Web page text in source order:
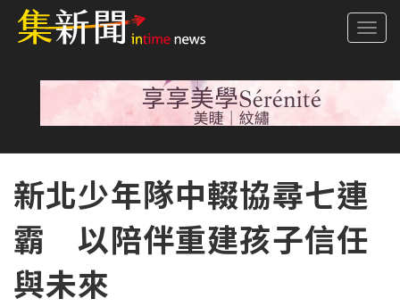
新北少年隊中輟協尋七連
霸 以陪伴重建孩子信任
與未來